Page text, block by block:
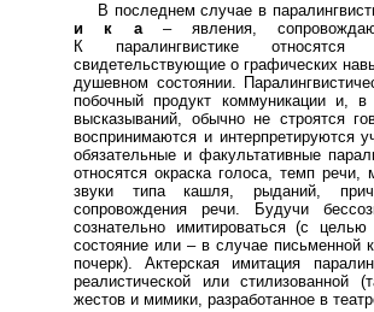
В последнем случае в
и к а– явления,
К паралингвистике
свидетельствующие о графических
душевном состоянии.
побочный продукт коммуникации и,
высказываний, обычно не строятся
воспринимаются и интерпретируются
обязательные и факультативные
относятся окраска голоса, темп
звуки типа кашля, рыданий,
сопровождения речи. Будучи
сознательно имитироваться (с
состояние или – в случае письменной
почерк). Актерская имитация
реалистической или стилизованной
жестов и мимики, разработанное в